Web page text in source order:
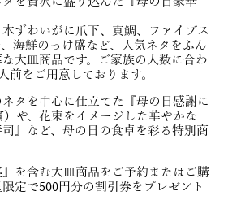
ずわいがに爪下、真鯛、ファイブス
海鮮のっけ盛など、人気ネタをふん
大皿商品です。ご家族の人数に合わ
前をご用意しております。
タを中心に仕立てた『母の日感謝に
）や、花束をイメージした華やかな
司』など、母の日の食卓を彩る特別商
を含む大皿商品をご予約またはご購
定で500円分の割引券をプレゼント